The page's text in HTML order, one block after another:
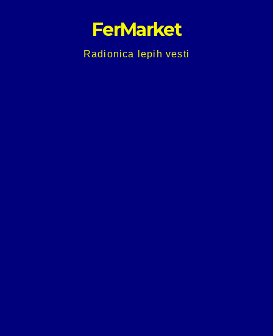
FerMarket
Radionica lepih vesti